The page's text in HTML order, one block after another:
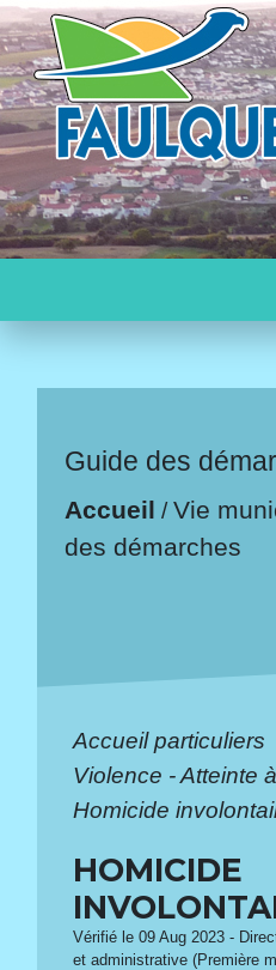
Guide des
Accueil /Vie
des démarches
Accueil particuliers
Violence - Atteinte
Homicide
HOMICIDE
Vérifié le 09 Aug 2023 -
et administrative (Première